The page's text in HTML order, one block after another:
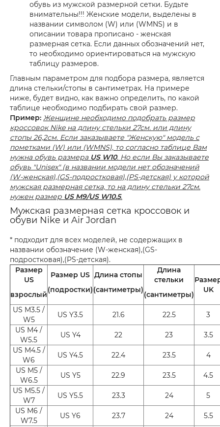
обувь из мужской размерной сетки. Будьте
внимательны!!! Женские модели, выделены в
названии символом (W) или (WMNS) и в
описании товара прописано - женская
размерная сетка. Если данных обозначений нет,
то необходимо ориентироваться на мужскую
таблицу размеров.
Главным параметром для подбора размера, является
длина стельки/стопы в сантиметрах. На примере
ниже, будет видно, как важно определить, по какой
таблице необходимо подбирать свой размер.
Пример: Женщине необходимо подобрать размер
кроссовок Nike на длину стельки 27см. или длину
стопы 26,2см. Если заказываете "Женскую" модель с
пометками (W) или (WMNS), то согласно таблице Вам
нужна обувь размера US W10. Но если Вы заказываете
обувь "Unisex" (в названии модели нет обозначений
(W-женская),(GS-подростковая),(PS-детская) у которой
мужская размерная сетка, то на длину стельки 27см.
нужен размер US M9/US W10.5.
Мужская размерная сетка кроссовок и
обуви Nike и Air Jordan
* подходит для всех моделей, не содержащих в
названии обозначение (W-женская),(GS-
подростковая),(PS-детская).
Размер
US
взрослый
Размер US
(подростки)
Длина стопы
(сантиметры)
Длина
стельки
(сантиметры)
UK
US M3.5 /
W5
US Y3.5 21.6 22.5
3
US M4 /
W5.5
US Y4 22 23
3.5
US M4.5 /
W6
US Y4.5 22.4 23.5
4
US M5 /
W6.5
US Y5 22.9 23.5
4.5
US M5.5 /
W7
US Y5.5 23.3 24
5
US M6 /
W7.5
US Y6 23.7 24
5.5